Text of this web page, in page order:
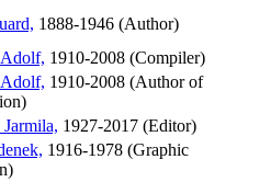
1888-1946 (Author)
1910-2008 (Compiler)
1910-2008 (Author of
1927-2017 (Editor)
1916-1978 (Graphic